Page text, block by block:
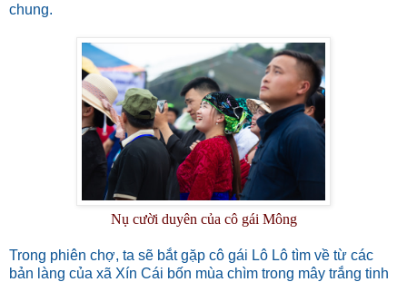
chung.
Nụ cười duyên của cô gái Mông
Trong phiên chợ, ta sẽ bắt gặp cô gái Lô Lô tìm về từ các
bản làng của xã Xín Cái bốn mùa chìm trong mây trắng tinh